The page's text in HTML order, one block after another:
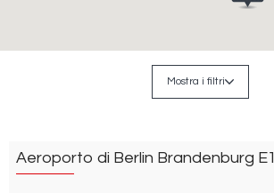
Mostra i filtri
Aeroporto di Berlin Brandenburg E1